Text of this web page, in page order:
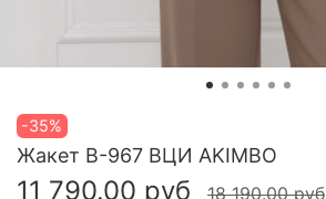
-35%
Жакет В-967 ВЦИ AKIMBO
11 790.00 руб 18 190.00 руб